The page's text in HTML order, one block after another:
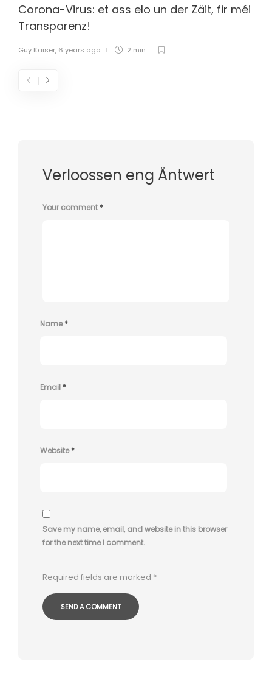
Corona-Virus: et ass elo un der Zäit, fir méi
Transparenz!
Guy Kaiser, 6 years ago 2 min
Verloossen eng Äntwert
Your comment*
Name*
Email*
Website*
Save my name, email, and website in this browser
for the next time I comment.
Required fields are marked *